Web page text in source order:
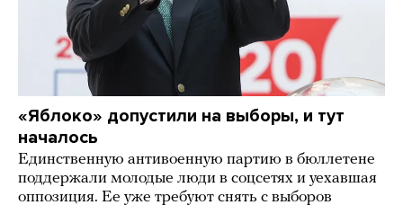
«Яблоко» допустили на выборы, и тут
началось
Единственную антивоенную партию в бюллетене
поддержали молодые люди в соцсетях и уехавшая
оппозиция. Ее уже требуют снять с выборов